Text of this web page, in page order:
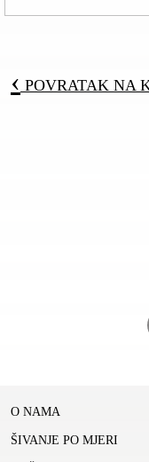
‹ POVRATAK NA
O NAMA
ŠIVANJE PO MJERI